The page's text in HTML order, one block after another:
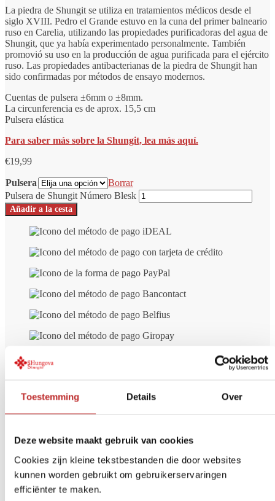
Toestemming Details Over
Deze website maakt gebruik van cookies
Cookies zijn kleine tekstbestanden die door websites
kunnen worden gebruikt om gebruikerservaringen
efficiënter te maken.
La piedra de Shungit se utiliza en tratamientos médicos desde el
siglo XVIII. Pedro el Grande estuvo en la cuna del primer balneario
ruso en Carelia, utilizando las propiedades purificadoras del agua de
Shungit, que ya había experimentado personalmente. También
promovió su uso en la producción de agua purificada para el ejército
ruso. Las propiedades antibacterianas de la piedra de Shungit han
sido confirmadas por métodos de ensayo modernos.
Cuentas de pulsera ±6mm o ±8mm.
La circunferencia es de aprox. 15,5 cm
Pulsera elástica
Para saber más sobre la Shungit, lea más aquí.
€19,99
Pulsera
Borrar
Pulsera de Shungit Número Blesk
Añadir a la cesta
Envío gratuito a partir de 99 € (NL/BE)
Devolución en14 días
Opiniones de otros clientes sobre